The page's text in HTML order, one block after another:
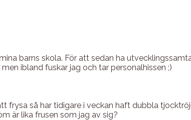
barns skola. För att sedan ha
ibland fuskar jag och tar personalhissen ;)
frysa så har tidigare i veckan haft dubbla
är lika frusen som jag av sig?